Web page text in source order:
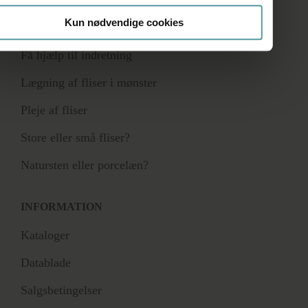
Kun nødvendige cookies
RÅDGIVNING
Få hjælp til indretning
Lægning af fliser i mønster
Pleje af fliser
Store eller små fliser?
Natursten eller porcelæn?
INFORMATION
Kataloger
Datablade
Salgsbetingelser